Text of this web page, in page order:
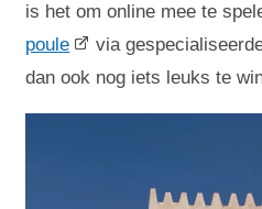
is het om online mee te
poule
via
dan ook nog iets leuks te